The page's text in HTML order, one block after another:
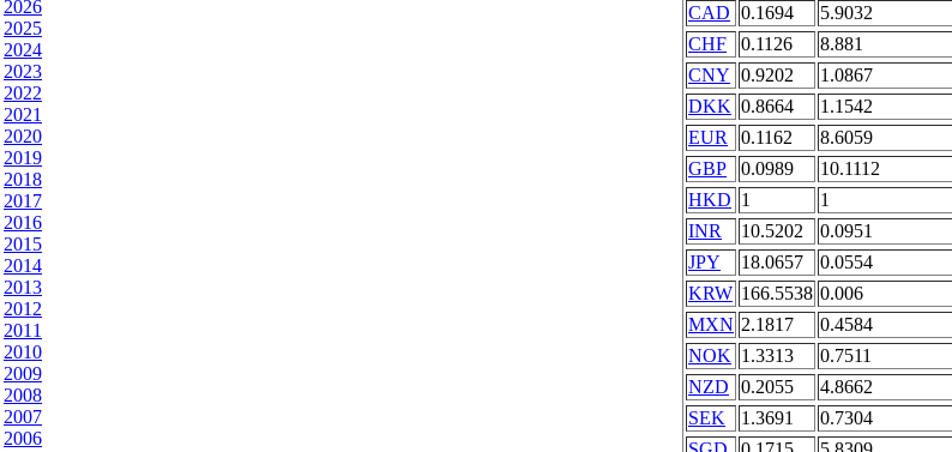
2026
2025
2024
2023
2022
2021
2020
2019
2018
2017
2016
2015
2014
2013
2012
2011
2010
2009
2008
2007
2006
CAD 0.1694
5.9032
CHF
0.1126
8.881
CNY 0.9202
1.0867
DKK 0.8664
1.1542
EUR
0.1162
8.6059
GBP
0.0989
10.1112
HKD 1
1
INR
10.5202
0.0951
JPY
18.0657
0.0554
KRW 166.5538 0.006
MXN 2.1817
0.4584
NOK 1.3313
0.7511
NZD
0.2055
4.8662
SEK
1.3691
0.7304